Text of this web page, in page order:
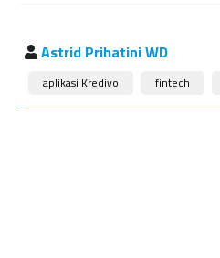
Astrid Prihatini WD
aplikasi Kredivo fintech